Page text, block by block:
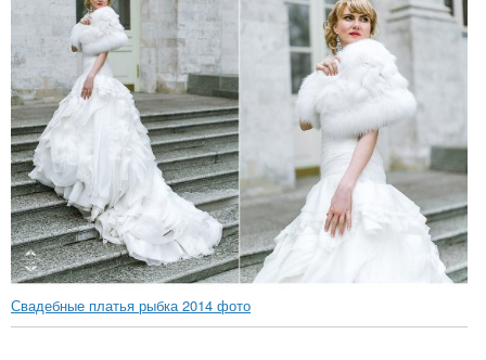
Свадебные платья рыбка 2014 фото